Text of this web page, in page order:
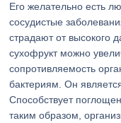
Его желательно есть
сосудистые
страдают от высокого
сухофрукт можно
сопротивляемость
бактериям. Он
Способствует
таким образом,